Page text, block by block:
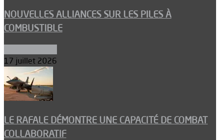
NOUVELLES ALLIANCES SUR LES PILES À
COMBUSTIBLE
17 juillet 2026
LE RAFALE DÉMONTRE UNE CAPACITÉ DE COMBAT
COLLABORATIF